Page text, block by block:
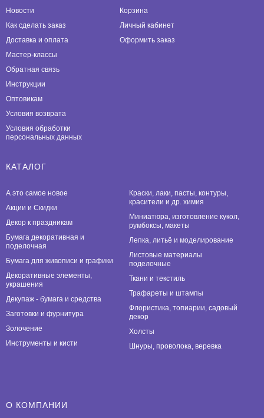
Новости
Как сделать заказ
Доставка и оплата
Мастер-классы
Обратная связь
Инструкции
Оптовикам
Условия возврата
Условия обработки
персональных данных
Корзина
Личный кабинет
Оформить заказ
КАТАЛОГ
А это самое новое
Акции и Скидки
Декор к праздникам
Бумага декоративная и
поделочная
Бумага для живописи и графики
Декоративные элементы,
украшения
Декупаж - бумага и средства
Заготовки и фурнитура
Золочение
Инструменты и кисти
Краски, лаки, пасты, контуры,
красители и др. химия
Миниатюра, изготовление кукол,
румбоксы, макеты
Лепка, литьё и моделирование
Листовые материалы
поделочные
Ткани и текстиль
Трафареты и штампы
Флористика, топиарии, садовый
декор
Холсты
Шнуры, проволока, веревка
О КОМПАНИИ